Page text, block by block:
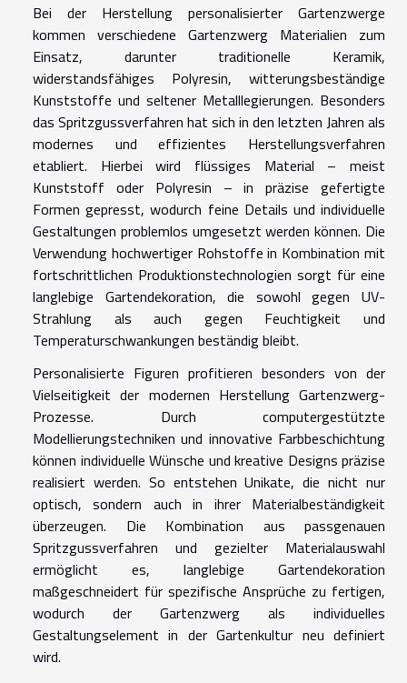
Bei der Herstellung personalisierter Gartenzwerge
kommen verschiedene Gartenzwerg Materialien zum
Einsatz, darunter traditionelle Keramik,
widerstandsfähiges Polyresin, witterungsbeständige
Kunststoffe und seltener Metalllegierungen. Besonders
das Spritzgussverfahren hat sich in den letzten Jahren als
modernes und effizientes Herstellungsverfahren
etabliert. Hierbei wird flüssiges Material – meist
Kunststoff oder Polyresin – in präzise gefertigte
Formen gepresst, wodurch feine Details und individuelle
Gestaltungen problemlos umgesetzt werden können. Die
Verwendung hochwertiger Rohstoffe in Kombination mit
fortschrittlichen Produktionstechnologien sorgt für eine
langlebige Gartendekoration, die sowohl gegen UV-
Strahlung als auch gegen Feuchtigkeit und
Temperaturschwankungen beständig bleibt.
Personalisierte Figuren profitieren besonders von der
Vielseitigkeit der modernen Herstellung Gartenzwerg-
Prozesse. Durch computergestützte
Modellierungstechniken und innovative Farbbeschichtung
können individuelle Wünsche und kreative Designs präzise
realisiert werden. So entstehen Unikate, die nicht nur
optisch, sondern auch in ihrer Materialbeständigkeit
überzeugen. Die Kombination aus passgenauen
Spritzgussverfahren und gezielter Materialauswahl
ermöglicht es, langlebige Gartendekoration
maßgeschneidert für spezifische Ansprüche zu fertigen,
wodurch der Gartenzwerg als individuelles
Gestaltungselement in der Gartenkultur neu definiert
wird.